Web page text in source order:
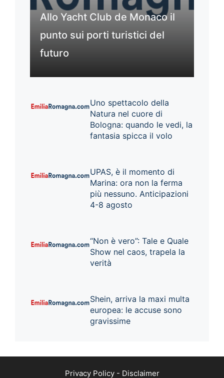
Allo Yacht Club de Monaco il
punto sui porti turistici del
futuro
Uno spettacolo della
Natura nel cuore di
Bologna: quando le vedi, la
fantasia spicca il volo
UPAS, è il momento di
Marina: ora non la ferma
più nessuno. Anticipazioni
4-8 agosto
“Non è vero”: Tale e Quale
Show nel caos, trapela la
verità
Shein, arriva la maxi multa
europea: le accuse sono
gravissime
Privacy Policy- Disclaimer